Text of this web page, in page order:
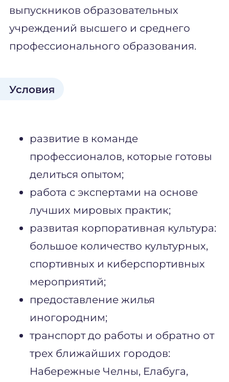
выпускников образовательных
учреждений высшего и среднего
профессионального образования.
Условия
развитие в команде
профессионалов, которые готовы
делиться опытом;
работа с экспертами на основе
лучших мировых практик;
развитая корпоративная культура:
большое количество культурных,
спортивных и киберспортивных
мероприятий;
предоставление жилья
иногородним;
транспорт до работы и обратно от
трех ближайших городов:
Набережные Челны, Елабуга,